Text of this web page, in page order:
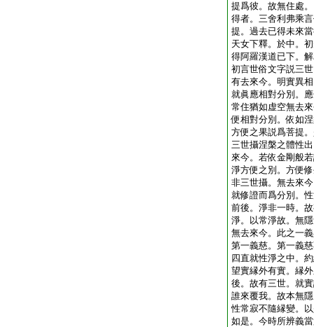
提爲彼。故無住處
得者。三舍利弗乘
提。過去已得未來
天女下釋。於中。
得阿羅漢道已下。
初言世俗文字説三
有去來今。明實異
就眞應相對分別。
常住猶如虚空無去
便相對分別。依如
方便之果説爲菩提
三世攝涅槃之體性
來今。若依金剛般
淨方便之別。方便
非三世攝。無去來
就修證而爲分別。
前後。淨非一時。
淨。以常淨故。無
無去來今。此之一
第一義慈。第一義
四直就性淨之中。
望實縁外有實。縁
後。故有三世。就
誰來覆我。故本無
性常寂不隨縁變。
如是。今時所辨義